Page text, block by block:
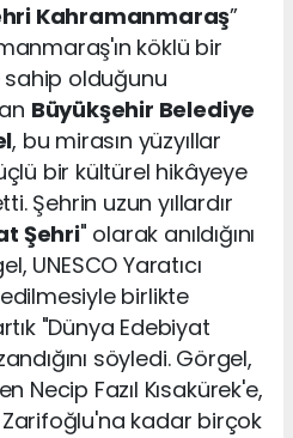
Kahramanmaraş”
köklü bir
olduğunu
Büyükşehir Belediye
, bu mirasın yüzyıllar
bir kültürel hikâyeye
Şehrin uzun yıllardır
Şehri" olarak anıldığını
UNESCO Yaratıcı
birlikte
"Dünya Edebiyat
söyledi. Görgel,
Necip Fazıl Kısakürek'e,
kadar birçok